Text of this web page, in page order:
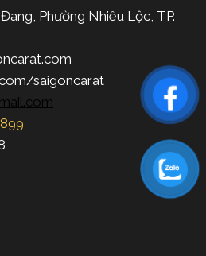
Phường Nhiêu Lộc, TP.
saigoncarat